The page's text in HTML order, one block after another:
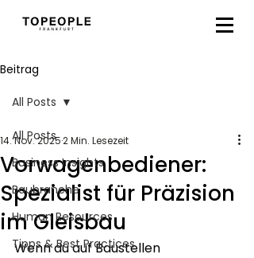
Beitrag
All Posts
Business Insights
Baubranche
Human Resources
Tipps & Best Practices
All Posts
Vorwagenbediener:
Spezialist für Präzision
im Gleisbau
14. Nov. 20252 Min. Lesezeit
Wenn du auf Baustellen